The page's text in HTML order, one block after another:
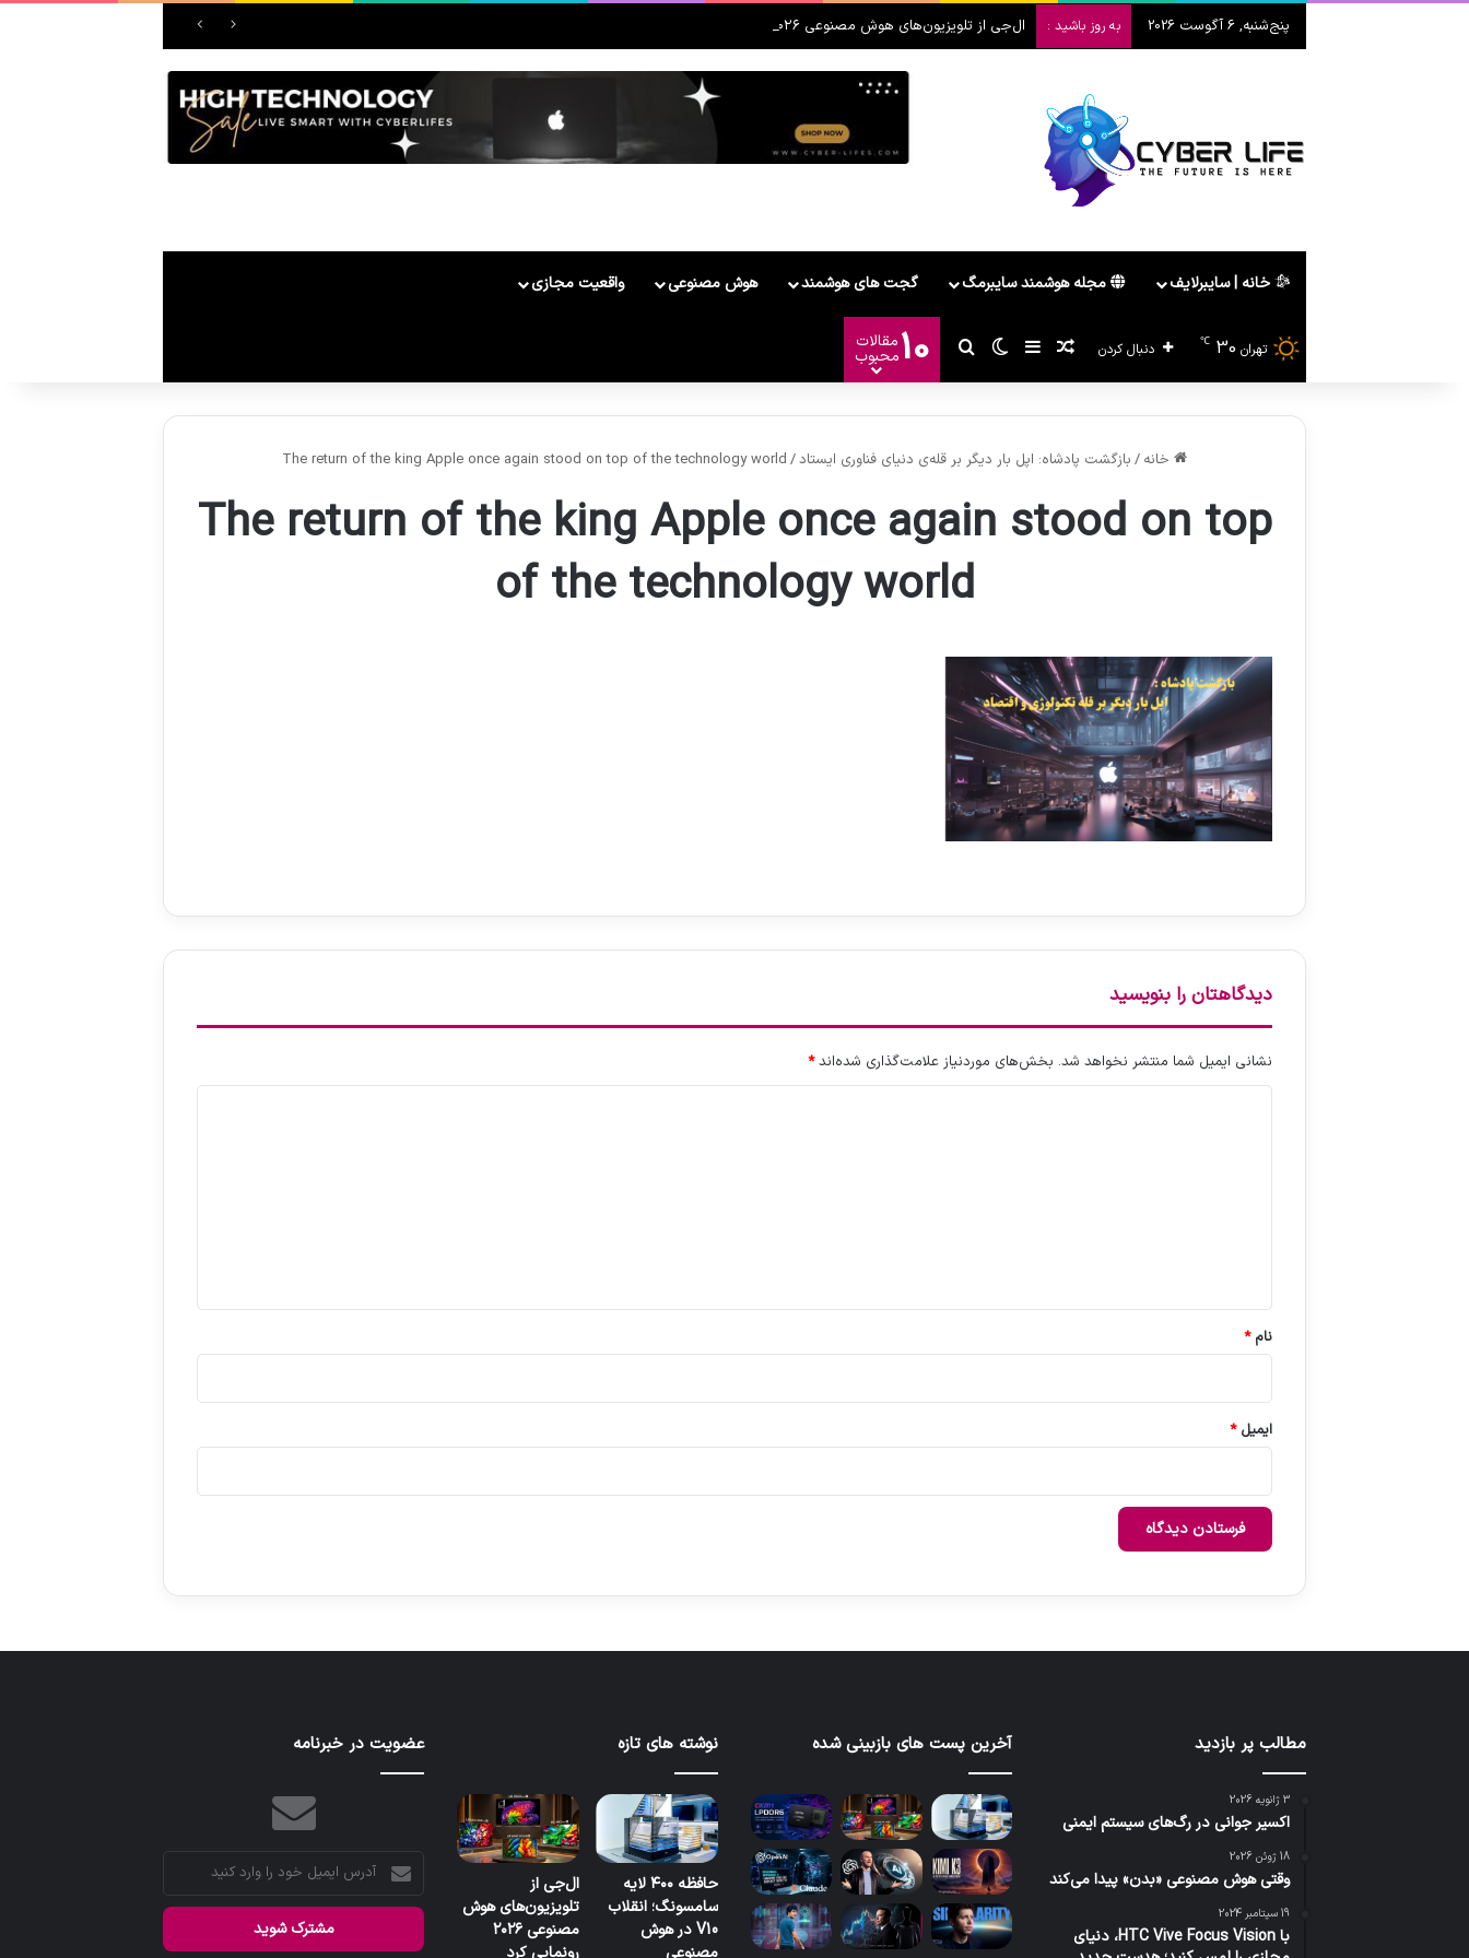
پنج‌شنبه, 6 آگوست 2026 به روز باشید : ال‌جی از تلویزیون‌های هوش مصنوعی ۲۰۲۶ رونمایی کرد
خانه | سایبرلایف مجله هوشمند سایبرمگ گجت های هوشمند هوش مصنوعی واقعیت مجازی
تهران 30
℃ دنبال کردن پیشنهاد هوشمند
سایدبارتغییر پوسته
جستجو برای
10مقالات
محبوب
خانه / بازگشت پادشاه: اپل بار دیگر بر قله‌ی دنیای فناوری ایستاد/
The return of the king Apple once again stood on top of the technology world
The return of the king Apple once again stood on top
of the technology world
دیدگاهتان را بنویسید
نشانی ایمیل شما منتشر نخواهد شد. بخش‌های موردنیاز علامت‌گذاری شده‌اند*
نام*
ایمیل*
مطالب پر بازدید
3 ژانویه 2026
اکسیر جوانی در رگ‌های سیستم ایمنی
18 ژوئن 2026
وقتی هوش مصنوعی «بدن» پیدا می‌کند
19 سپتامبر 2024
با HTC Vive Focus Vision، دنیای
آخرین پست های بازبینی شده نوشته های تازه
حافظه ۴۰۰ لایه
سامسونگ؛ انقلاب
V10 در هوش
مصنوعی
ال‌جی از
تلویزیون‌های هوش
مصنوعی ۲۰۲۶
رونمایی کرد
عضویت در خبرنامه
آدرس
ایمیل
خود
وارد